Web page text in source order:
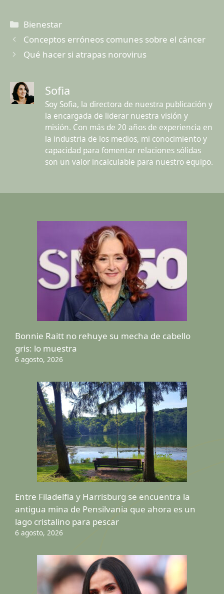
Categorías
Bienestar
Conceptos erróneos comunes sobre el cáncer
Qué hacer si atrapas norovirus
Sofia
Soy Sofia, la directora de nuestra publicación y
la encargada de liderar nuestra visión y
misión. Con más de 20 años de experiencia en
la industria de los medios, mi conocimiento y
capacidad para fomentar relaciones sólidas
son un valor incalculable para nuestro equipo.
Bonnie Raitt no rehuye su mecha de cabello
gris: lo muestra
6 agosto, 2026
Entre Filadelfia y Harrisburg se encuentra la
antigua mina de Pensilvania que ahora es un
lago cristalino para pescar
6 agosto, 2026